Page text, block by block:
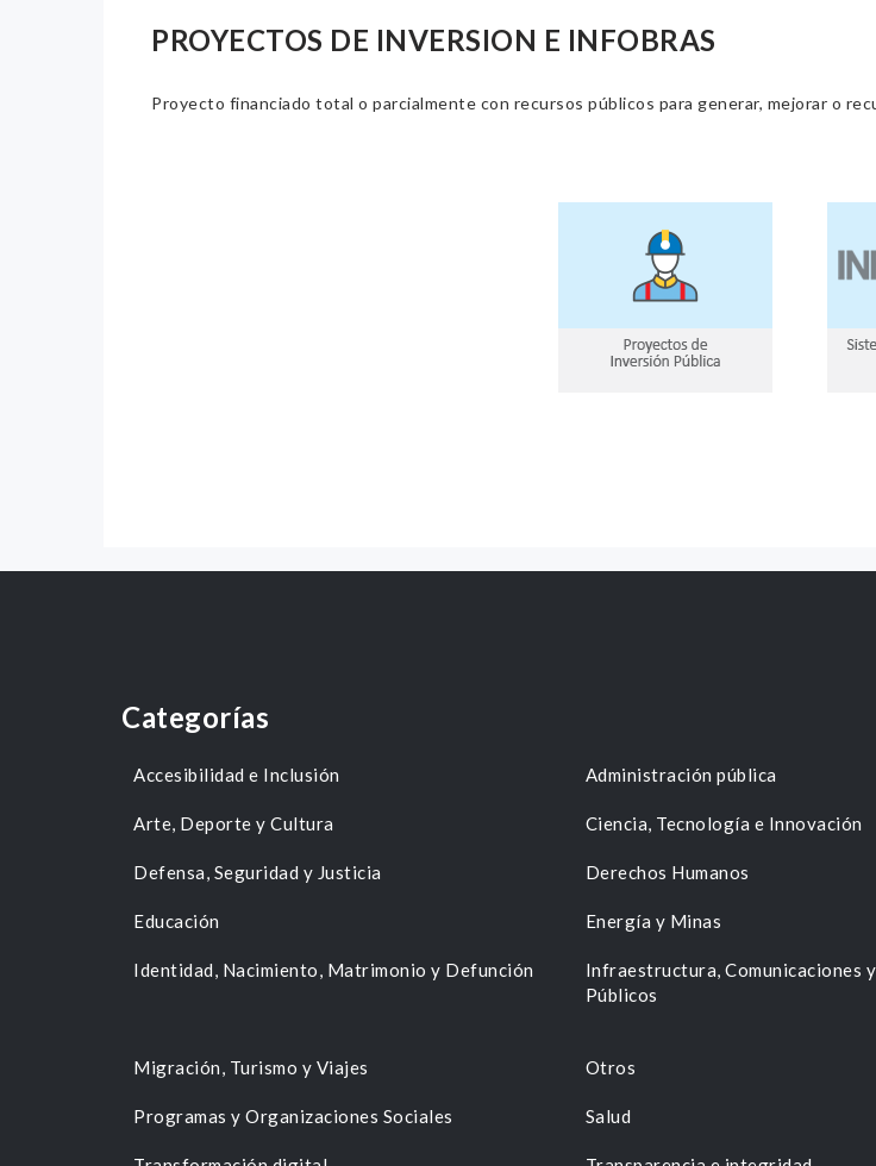
PROYECTOS DE INVERSION E INFOBRAS
Proyecto financiado total o parcialmente con recursos públicos para generar, mejorar o
Categorías
Accesibilidad e Inclusión Administración pública
Arte, Deporte y Cultura Ciencia, Tecnología e Innovación
Defensa, Seguridad y Justicia Derechos Humanos
Educación Energía y Minas
Identidad, Nacimiento, Matrimonio y Defunción
Infraestructura, Comunicaciones
Públicos
Migración, Turismo y Viajes Otros
Programas y Organizaciones Sociales Salud